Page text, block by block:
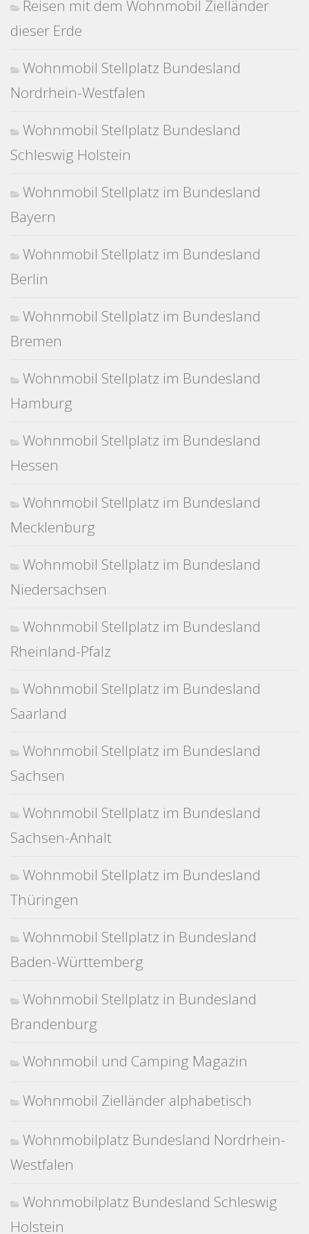
Reisen mit dem Wohnmobil Zielländer
dieser Erde
Wohnmobil Stellplatz Bundesland
Nordrhein-Westfalen
Wohnmobil Stellplatz Bundesland
Schleswig Holstein
Wohnmobil Stellplatz im Bundesland
Bayern
Wohnmobil Stellplatz im Bundesland
Berlin
Wohnmobil Stellplatz im Bundesland
Bremen
Wohnmobil Stellplatz im Bundesland
Hamburg
Wohnmobil Stellplatz im Bundesland
Hessen
Wohnmobil Stellplatz im Bundesland
Mecklenburg
Wohnmobil Stellplatz im Bundesland
Niedersachsen
Wohnmobil Stellplatz im Bundesland
Rheinland-Pfalz
Wohnmobil Stellplatz im Bundesland
Saarland
Wohnmobil Stellplatz im Bundesland
Sachsen
Wohnmobil Stellplatz im Bundesland
Sachsen-Anhalt
Wohnmobil Stellplatz im Bundesland
Thüringen
Wohnmobil Stellplatz in Bundesland
Baden-Württemberg
Wohnmobil Stellplatz in Bundesland
Brandenburg
Wohnmobil und Camping Magazin
Wohnmobil Zielländer alphabetisch
Wohnmobilplatz Bundesland Nordrhein-
Westfalen
Wohnmobilplatz Bundesland Schleswig
Holstein